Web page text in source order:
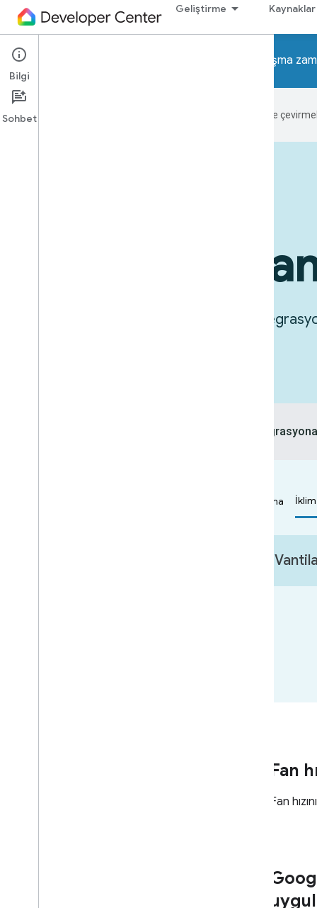
Geliştirme Kaynaklar
Dikkat! Home API'leri ve Home çalışma
Google, içerikleri tercih ettiğiniz dile
Kullanım
Cihazlarınızın Google Home ile
Bilgi
Sohbet